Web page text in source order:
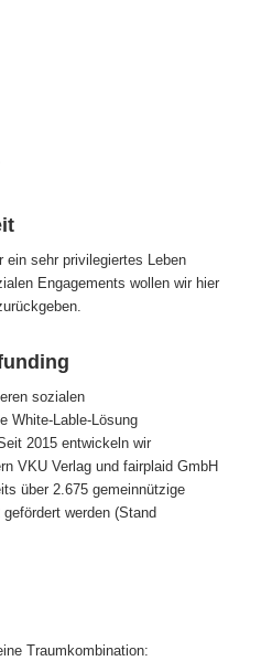
sehr privilegiertes Leben
Engagements wollen wir hier
sozialen
White-Lable-Lösung
2015 entwickeln wir
VKU Verlag und fairplaid GmbH
über 2.675 gemeinnützige
werden (Stand
Traumkombination: